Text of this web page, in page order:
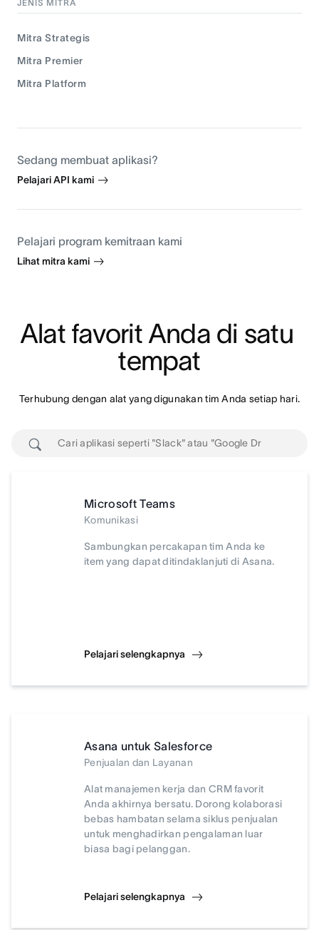
JENIS MITRA
Mitra Strategis
Mitra Premier
Mitra Platform
Sedang membuat aplikasi?
Pelajari API kami
Pelajari program kemitraan kami
Lihat mitra kami
Alat favorit Anda di satu
tempat
Terhubung dengan alat yang digunakan tim Anda setiap hari.
Microsoft Teams
Komunikasi
Sambungkan percakapan tim Anda ke
item yang dapat ditindaklanjuti di Asana.
Pelajari selengkapnya
Asana untuk Salesforce
Penjualan dan Layanan
Alat manajemen kerja dan CRM favorit
Anda akhirnya bersatu. Dorong kolaborasi
bebas hambatan selama siklus penjualan
untuk menghadirkan pengalaman luar
biasa bagi pelanggan.
Pelajari selengkapnya